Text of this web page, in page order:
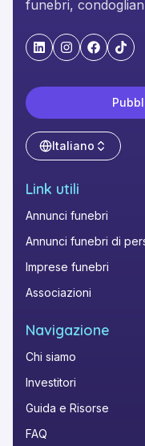
funebri,
"LinkedIn"
"Instagram"
Italiano
Link utili
Annunci funebri
Annunci funebri di
Imprese funebri
Associazioni
Navigazione
Chi siamo
Investitori
Guida e Risorse
FAQ